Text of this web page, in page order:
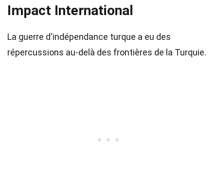
Impact International
La guerre d'indépendance turque a eu des
répercussions au-delà des frontières de la Turquie.